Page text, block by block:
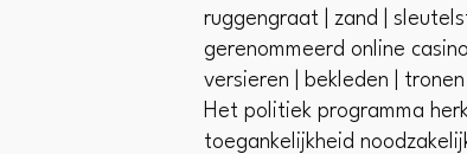
ruggengraat | zand |
gerenommeerd online
versieren | bekleden |
Het politiek programma
toegankelijkheid